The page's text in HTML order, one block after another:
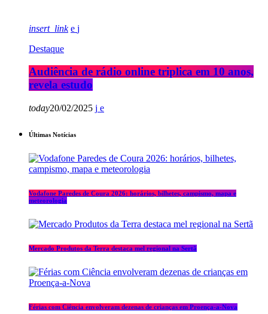
insert_link
Destaque
Audiência de rádio online triplica em 10 anos,
revela estudo
today20/02/2025
Últimas Notícias
Vodafone Paredes de Coura 2026: horários, bilhetes, campismo, mapa e
meteorologia
Mercado Produtos da Terra destaca mel regional na Sertã
Férias com Ciência envolveram dezenas de crianças em Proença-a-Nova